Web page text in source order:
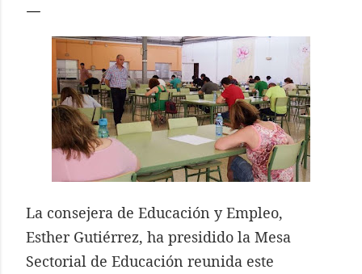
La consejera de Educación y Empleo,
Esther Gutiérrez, ha presidido la Mesa
Sectorial de Educación reunida este